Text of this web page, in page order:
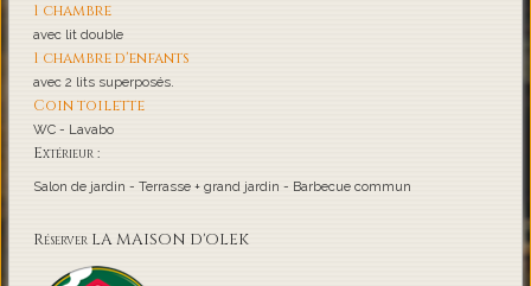
1 chambre
avec lit double
1 chambre d'enfants
avec 2 lits superposés.
Coin toilette
WC - Lavabo
Extérieur :
Salon de jardin - Terrasse + grand jardin - Barbecue commun
Réserver LA MAISON D'OLEK